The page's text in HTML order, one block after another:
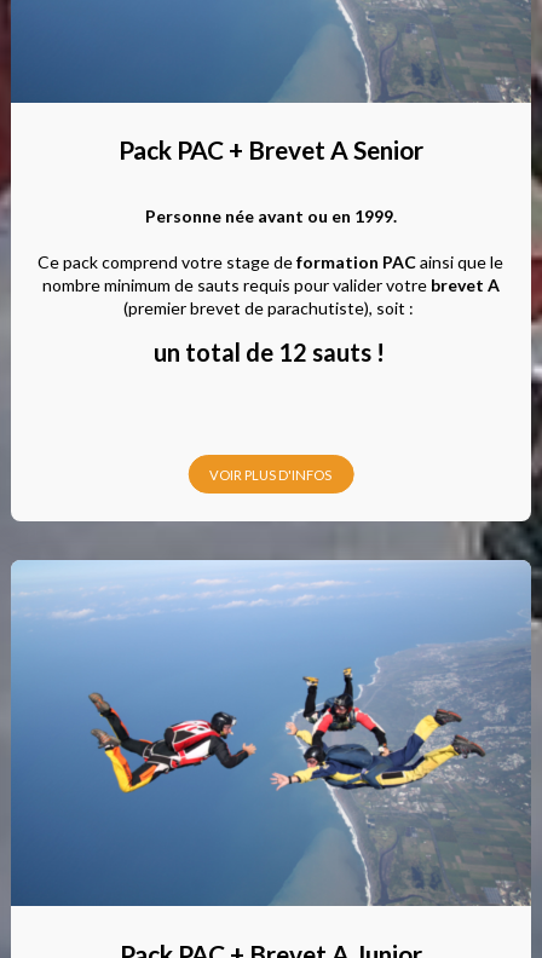
Pack PAC + Brevet A Senior
Personne née avant ou en 1999.
Ce pack comprend votre stage deformation PACainsi que le
nombre minimum de sauts requis pour valider votrebrevet A
(premier brevet de parachutiste), soit :
un total de 12 sauts !
VOIR PLUS D'INFOS